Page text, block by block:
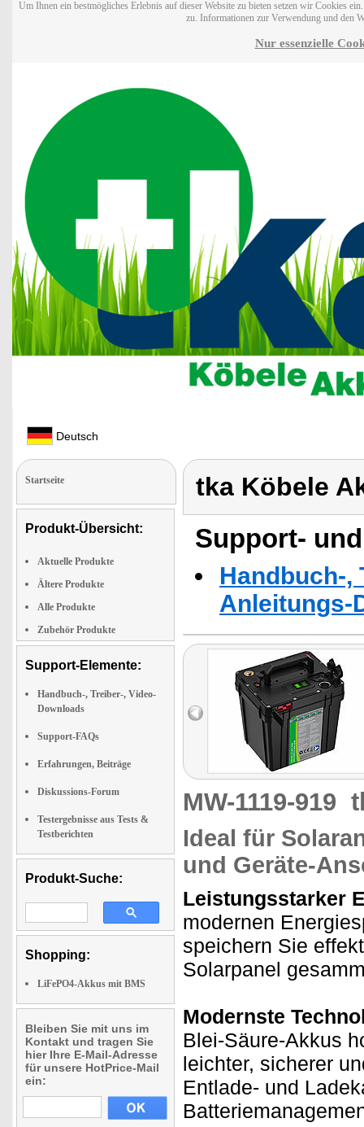
Um Ihnen ein bestmögliches Erlebnis auf dieser Website zu bieten setzen wir Cookies
zu. Informationen zur Verwendung und den
Nur essenzielle
Deutsch
Startseite
Produkt-Übersicht:
Aktuelle Produkte
Ältere Produkte
Alle Produkte
Zubehör Produkte
Support-Elemente:
Handbuch-, Treiber-, Video-
Downloads
Support-FAQs
Erfahrungen, Beiträge
Diskussions-Forum
Testergebnisse aus Tests &
Testberichten
Produkt-Suche:
Shopping:
LiFePO4-Akkus mit BMS
Bleiben Sie mit uns im
Kontakt und tragen Sie
hier Ihre E-Mail-Adresse
für unsere HotPrice-Mail
ein:
tka Köbele
Support-
Handbuch-,
Anleitungs-
MW-1119-919
Ideal für
und Geräte-
Leistungsstarker
modernen
speichern Sie
Solarpanel
Modernste
Blei-Säure-Akkus
leichter, sicherer
Entlade- und